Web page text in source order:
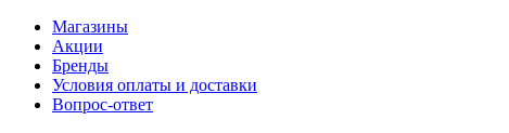
Магазины
Акции
Бренды
Условия оплаты и доставки
Вопрос-ответ